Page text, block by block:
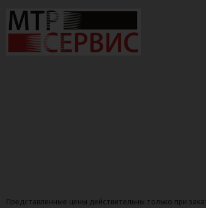
Представленные цены действительны только при